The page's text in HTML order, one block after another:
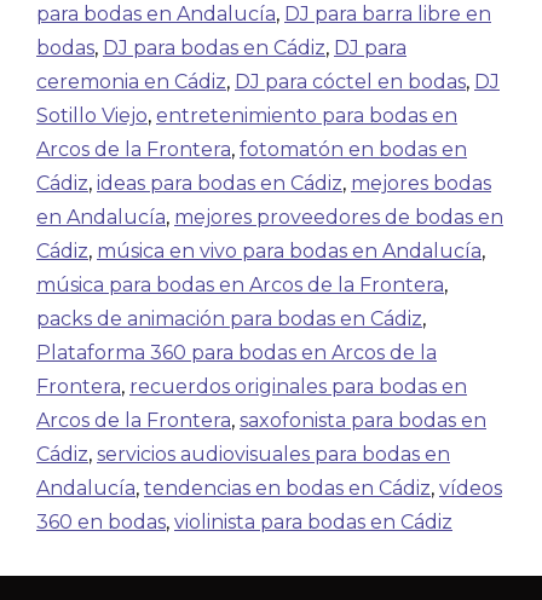
para bodas en Andalucía, DJ para barra libre en
bodas, DJ para bodas en Cádiz, DJ para
ceremonia en Cádiz, DJ para cóctel en bodas, DJ
Sotillo Viejo, entretenimiento para bodas en
Arcos de la Frontera, fotomatón en bodas en
Cádiz, ideas para bodas en Cádiz, mejores bodas
en Andalucía, mejores proveedores de bodas en
Cádiz, música en vivo para bodas en Andalucía,
música para bodas en Arcos de la Frontera,
packs de animación para bodas en Cádiz,
Plataforma 360 para bodas en Arcos de la
Frontera, recuerdos originales para bodas en
Arcos de la Frontera, saxofonista para bodas en
Cádiz, servicios audiovisuales para bodas en
Andalucía, tendencias en bodas en Cádiz, vídeos
360 en bodas, violinista para bodas en Cádiz